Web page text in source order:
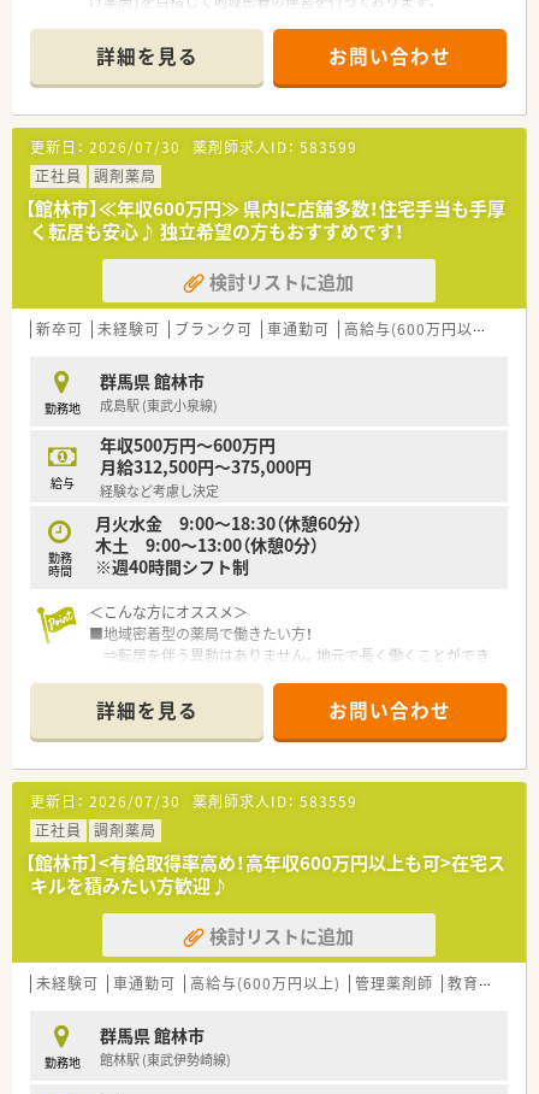
<こんな方へおススメ>
■転居を伴う異動はありません。ご自宅から通勤可能な範囲を
希望される方
■年俸制の職場を希望される方
詳細を見る お問い合わせ
更新日： 2026/07/30 薬剤師求人ID： 583599
正社員
調剤薬局
【館林市】≪年収600万円≫ 県内に店舗多数！住宅手当も手厚
く転居も安心♪ 独立希望の方もおすすめです！
検討リストに追加
新卒可 未経験可 ブランク可 車通勤可 高給与(600万円以上)
勤務地
群馬県 館林市
成島駅 (東武小泉線)
給与
年収500万円～600万円
月給312,500円～375,000円
経験など考慮し決定
勤務
時間
月火水金 9:00～18:30（休憩60分）
木土 9:00～13:00（休憩0分）
※週40時間シフト制
＜こんな方にオススメ＞
■地域密着型の薬局で働きたい方！
⇒転居を伴う異動はありません。地元で長く働くことができ
■会社と現場の距離が近く、風通しの良い薬局をお探しの方！
⇒店舗に裁量があり、店舗ごとの個性を発揮することができま
す。
■キャリアアップに積極的な方！
⇒今後も店舗拡大を図っていく方針です。
管理薬剤師や新規出店時のオープニングメンバー等、様々な業
務にチャレンジできます。
<こんな企業です>
■群馬県を中心に関東エリアに39店舗展開しているチェーン薬
局です。
■調剤薬局以外にも、ゴルフ・不動産・ホテルを経営しており収益
が安定しています。
■群馬エリアでは総合病院門前に多く展開しています。
■近隣に店舗展開をしているため、お休みも取得しやすい就業環
境です。
■対人業務に専念できるよう最新機材の導入を進められていま
詳細を見る お問い合わせ
更新日： 2026/07/30 薬剤師求人ID： 583559
正社員
調剤薬局
【館林市】<有給取得率高め！高年収600万円以上も可>在宅ス
キルを積みたい方歓迎♪
検討リストに追加
未経験可 車通勤可 高給与(600万円以上) 管理薬剤師 教育制度あり
勤務地
群馬県 館林市
館林駅 (東武伊勢崎線)